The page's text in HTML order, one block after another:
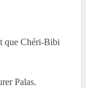
que Chéri-Bibi
Palas.